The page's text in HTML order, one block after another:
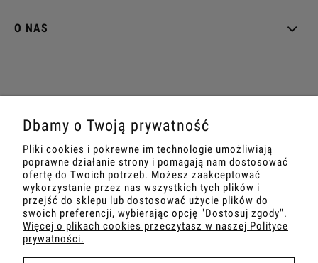
O NAS
6372216739
pokaż pełną wersję strony
Powered bykITesoft.
Dbamy o Twoją prywatność
Pliki cookies i pokrewne im technologie umożliwiają
poprawne działanie strony i pomagają nam dostosować
ofertę do Twoich potrzeb. Możesz zaakceptować
wykorzystanie przez nas wszystkich tych plików i
przejść do sklepu lub dostosować użycie plików do
swoich preferencji, wybierając opcję "Dostosuj zgody".
Więcej o plikach cookies przeczytasz w naszej Polityce
prywatności.